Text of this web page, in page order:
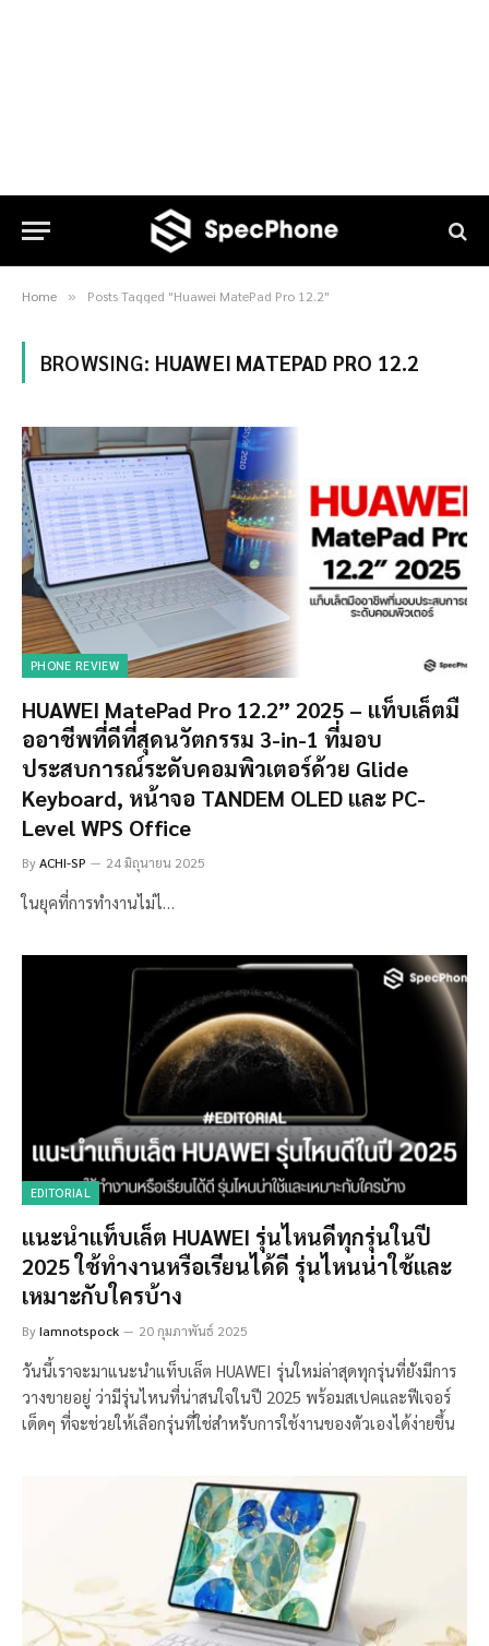
Home » Posts Tagged "Huawei MatePad Pro 12.2"
BROWSING: HUAWEI MATEPAD PRO 12.2
PHONE REVIEW
HUAWEI MatePad Pro 12.2” 2025 – แท็บเล็ตมื
ออาชีพที่ดีที่สุดนวัตกรรม 3-in-1 ที่มอบ
ประสบการณ์ระดับคอมพิวเตอร์ด้วย Glide
Keyboard, หน้าจอ TANDEM OLED และ PC-
Level WPS Office
ByACHI-SP 24 มิถุนายน 2025
ในยุคที่การทำงานไม่ไ…
EDITORIAL
แนะนำแท็บเล็ต HUAWEI รุ่นไหนดีทุกรุ่นในปี
2025 ใช้ทำงานหรือเรียนได้ดี รุ่นไหนน่าใช้และ
เหมาะกับใครบ้าง
ByIamnotspock 20 กุมภาพันธ์ 2025
วันนี้เราจะมาแนะนำแท็บเล็ต HUAWEI รุ่นใหม่ล่าสุดทุกรุ่นที่ยังมีการ
วางขายอยู่ ว่ามีรุ่นไหนที่น่าสนใจในปี 2025 พร้อมสเปคและฟีเจอร์
เด็ดๆ ที่จะช่วยให้เลือกรุ่นที่ใช่สำหรับการใช้งานของตัวเองได้ง่ายขึ้น